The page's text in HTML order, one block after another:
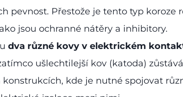
pevnost. Přestože je tento typ koroze
jsou ochranné nátěry a inhibitory.
dva různé kovy v elektrickém
ušlechtilejší kov (katoda)
kde je nutné spojovat